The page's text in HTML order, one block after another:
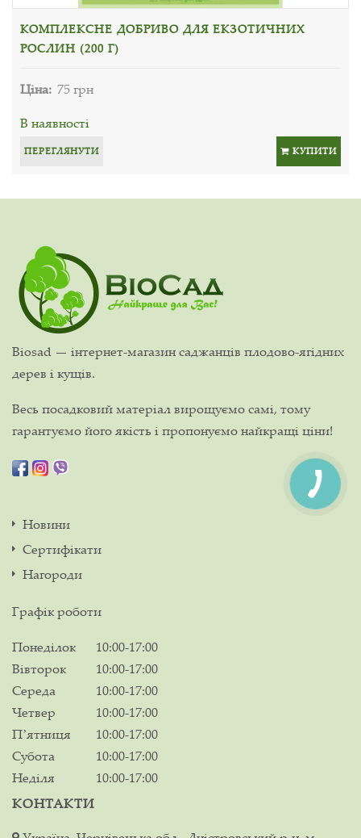
КОМПЛЕКСНЕ ДОБРИВО ДЛЯ ЕКЗОТИЧНИХ
РОСЛИН (200 Г)
Ціна: 75 грн
В наявності
ПЕРЕГЛЯНУТИ КУПИТИ
Biosad — інтернет-магазин саджанців плодово-ягідних
дерев і кущів.
Весь посадковий матеріал вирощуємо самі, тому
гарантуємо його якість і пропонуємо найкращі ціни!
Новини
Сертифікати
Нагороди
Графік роботи
Понеділок
10:00-17:00
Вівторок
10:00-17:00
Середа
10:00-17:00
Четвер
10:00-17:00
Пʼятниця
10:00-17:00
Субота
10:00-17:00
Неділя
10:00-17:00
КОНТАКТИ